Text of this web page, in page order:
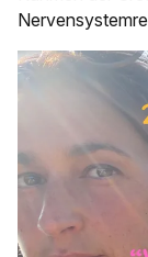
Mischung aus
LehrerInnen
andere Thema
lassen. Das